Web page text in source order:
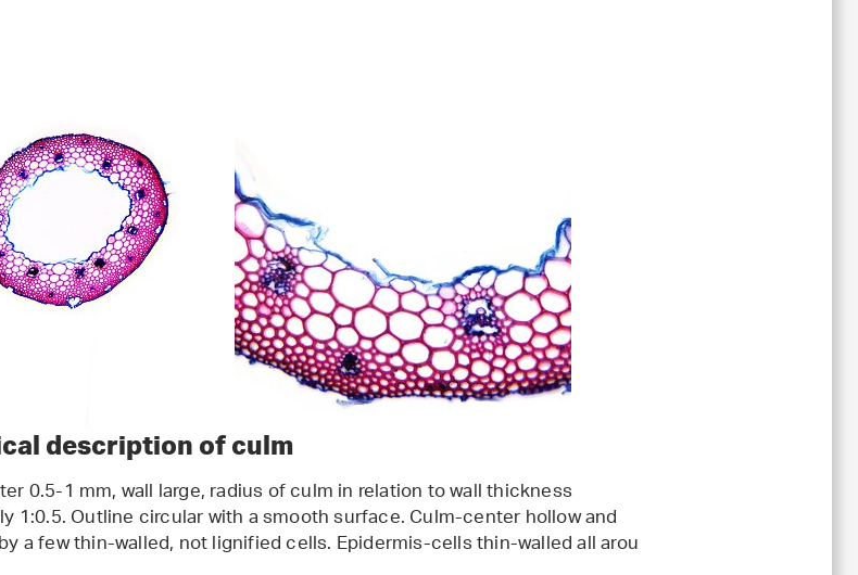
description of culm
0.5-1 mm, wall large, radius of culm in relation to wall thickness
1:0.5. Outline circular with a smooth surface. Culm-center hollow and
a few thin-walled, not lignified cells. Epidermis-cells thin-walled all arou